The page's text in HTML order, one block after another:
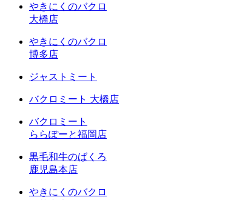
やきにくのバクロ
大橋店
やきにくのバクロ
博多店
ジャストミート
バクロミート 大橋店
バクロミート
ららぽーと福岡店
黒毛和牛のばくろ
鹿児島本店
やきにくのバクロ